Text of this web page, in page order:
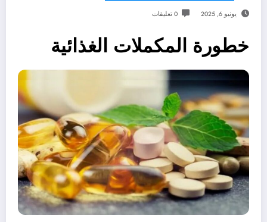
يونيو 6, 2025 0 تعليقات
خطورة المكملات الغذائية